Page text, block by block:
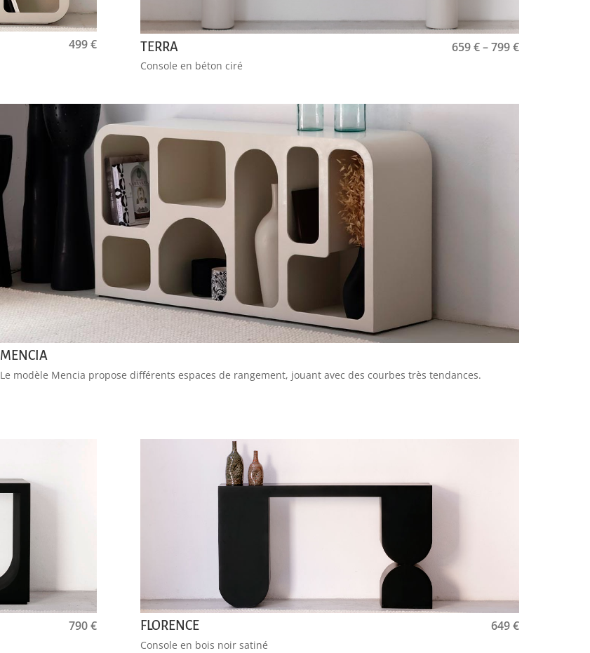
499€ TERRA 659€–799€
Console en béton ciré
MENCIA
Le modèle Mencia propose différents espaces de rangement, jouant avec des courbes très tendances.
790€ FLORENCE 649€
Console en bois noir satiné